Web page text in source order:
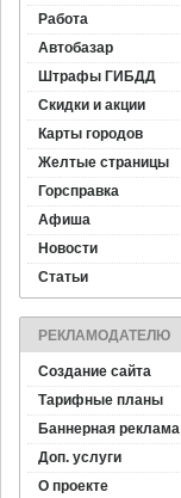
Работа
Автобазар
Штрафы ГИБДД
Скидки и акции
Карты городов
Желтые страницы
Горсправка
Афиша
Новости
Статьи
РЕКЛАМОДАТЕЛЮ
Создание сайта
Тарифные планы
Баннерная реклама
Доп. услуги
О проекте